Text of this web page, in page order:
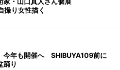
撮り女性描く
今年も開催へ SHIBUYA109前に
踊り